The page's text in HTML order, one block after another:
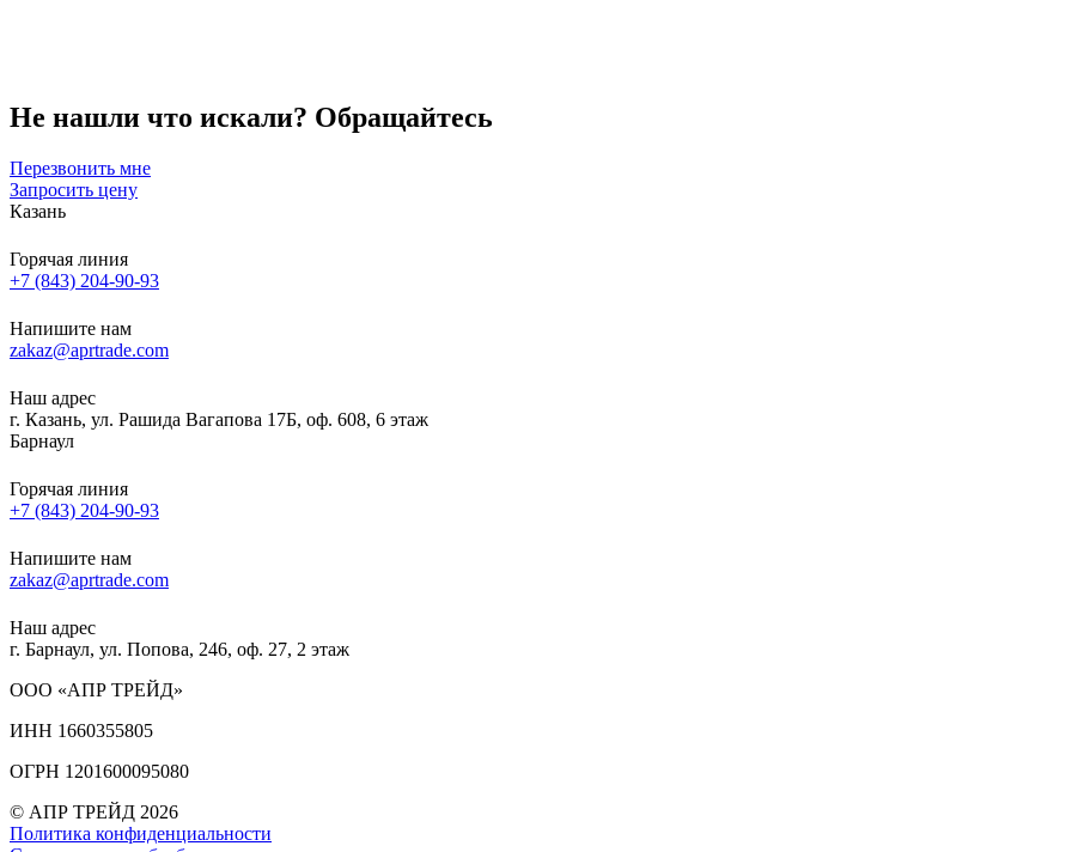
Не нашли что искали? Обращайтесь
Перезвонить мне
Запросить цену
Казань
Горячая линия
+7 (843) 204-90-93
Напишите нам
zakaz@aprtrade.com
Наш адрес
г. Казань, ул. Рашида Вагапова 17Б, оф. 608, 6 этаж
Барнаул
Горячая линия
+7 (843) 204-90-93
Напишите нам
zakaz@aprtrade.com
Наш адрес
г. Барнаул, ул. Попова, 246, оф. 27, 2 этаж
ООО «АПР ТРЕЙД»
ИНН 1660355805
ОГРН 1201600095080
© АПР ТРЕЙД 2026
Политика конфиденциальности